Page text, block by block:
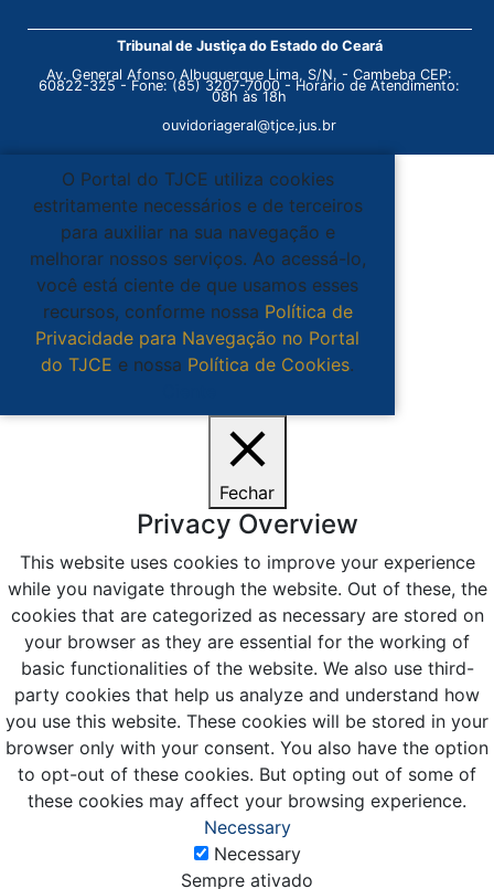
Tribunal de Justiça do Estado do Ceará
Av. General Afonso Albuquerque Lima, S/N. - Cambeba CEP:
60822-325 - Fone: (85) 3207-7000 - Horário de Atendimento:
08h às 18h
ouvidoriageral@tjce.jus.br
O Portal do TJCE utiliza cookies
estritamente necessários e de terceiros
para auxiliar na sua navegação e
melhorar nossos serviços. Ao acessá-lo,
você está ciente de que usamos esses
recursos, conforme nossa Política de
Privacidade para Navegação no Portal
do TJCE e nossa Política de Cookies.
Fechar
Privacy Overview
This website uses cookies to improve your experience
while you navigate through the website. Out of these, the
cookies that are categorized as necessary are stored on
your browser as they are essential for the working of
basic functionalities of the website. We also use third-
party cookies that help us analyze and understand how
you use this website. These cookies will be stored in your
browser only with your consent. You also have the option
to opt-out of these cookies. But opting out of some of
these cookies may affect your browsing experience.
Necessary
Necessary
Sempre ativado